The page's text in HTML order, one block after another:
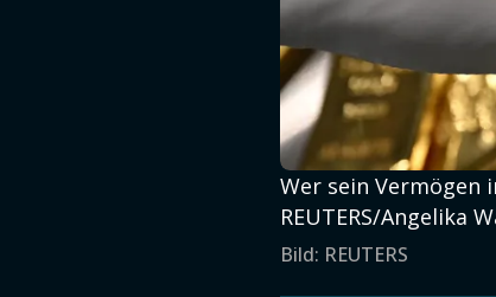
Wer sein Vermögen
REUTERS/Angelika
Bild: REUTERS